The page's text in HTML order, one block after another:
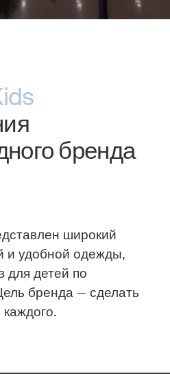
бренда
широкий
и удобной одежды,
для детей по
бренда — сделать